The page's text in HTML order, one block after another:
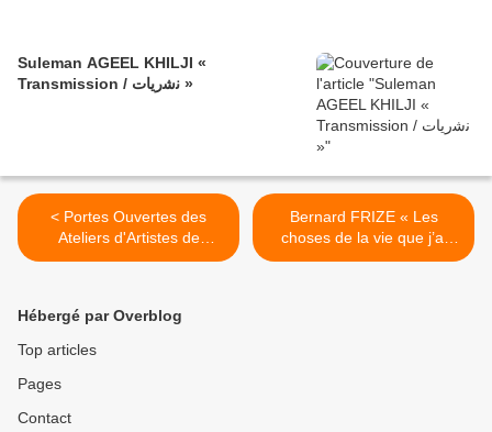
Suleman AGEEL KHILJI «
Transmission / ﻧﺷرﯾﺎت »
< Portes Ouvertes des
Ateliers d'Artistes de
Bagneux
Bernard FRIZE « Les
choses de la vie que j’ai
vues » >
Hébergé par Overblog
Top articles
Pages
Contact